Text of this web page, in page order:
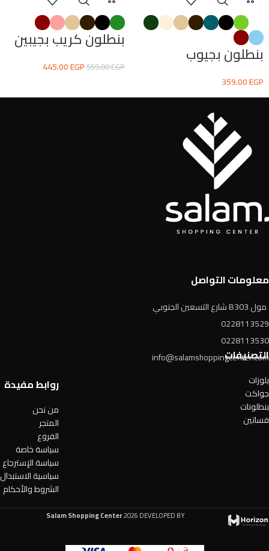
بنطلون كريب بجيبين
559.00EGP
445.00EGP بنطلون بجيوب
359.00EGP
معلومات التواصل
مول B303 شارع التسعين الجنوبي
0228113529
0228113530
info@salamshoppingcenter.com
روابط مفيدة
من نحن
المتجر
الفروع
سياسة خاصة
سياسة الإسترجاع
سياسية الاستبدال
الشروط والأحكام
التصنيفات
بلوزات
جواكت
بنطلونات
فساتين
Salam Shopping Center2026 DEVELOPED BY